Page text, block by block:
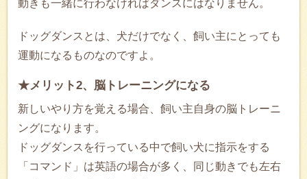
動きも一緒に行わなければダンスにはなりません。
ドッグダンスとは、犬だけでなく、飼い主にとっても
運動になるものなのですよ。
★メリット2、脳トレーニングになる
新しいやり方を覚える場合、飼い主自身の脳トレーニ
ングになります。
ドッグダンスを行っている中で飼い犬に指示をする
「コマンド」は英語の場合が多く、同じ動きでも左右